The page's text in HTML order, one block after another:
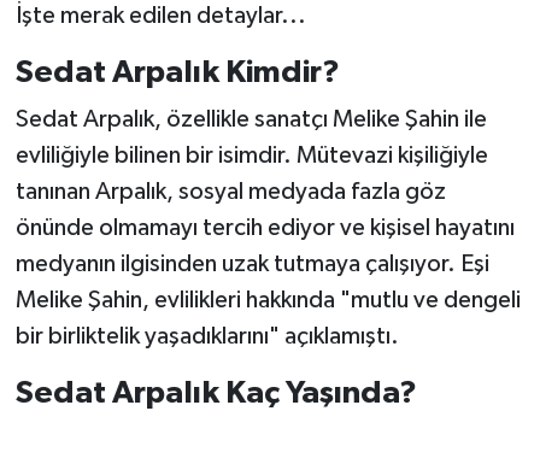
İşte merak edilen detaylar...
Sedat Arpalık Kimdir?
Sedat Arpalık, özellikle sanatçı Melike Şahin ile
evliliğiyle bilinen bir isimdir. Mütevazi kişiliğiyle
tanınan Arpalık, sosyal medyada fazla göz
önünde olmamayı tercih ediyor ve kişisel hayatını
medyanın ilgisinden uzak tutmaya çalışıyor. Eşi
Melike Şahin, evlilikleri hakkında "mutlu ve dengeli
bir birliktelik yaşadıklarını" açıklamıştı.
Sedat Arpalık Kaç Yaşında?